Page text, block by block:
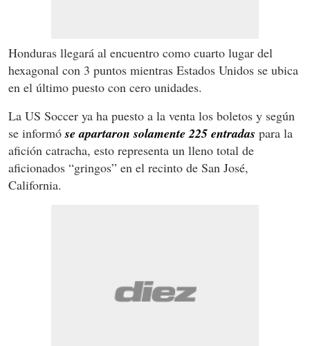
Honduras llegará al encuentro como cuarto lugar del
hexagonal con 3 puntos mientras Estados Unidos se ubica
en el último puesto con cero unidades.
La US Soccer ya ha puesto a la venta los boletos y según
se informóse apartaron solamente 225 entradas para la
afición catracha, esto representa un lleno total de
aficionados “gringos” en el recinto de San José,
California.